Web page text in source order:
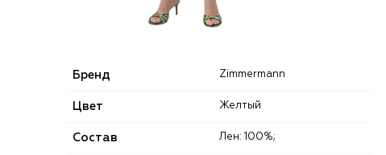
Бренд Zimmermann
Цвет Желтый
Состав Лен: 100%;